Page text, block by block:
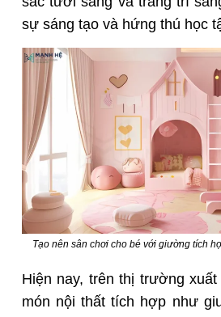
sự sáng tạo và hứng thú học
Tạo nên sân chơi cho bé với giường tích
Hiện nay, trên thị trường
món nội thất tích hợp như